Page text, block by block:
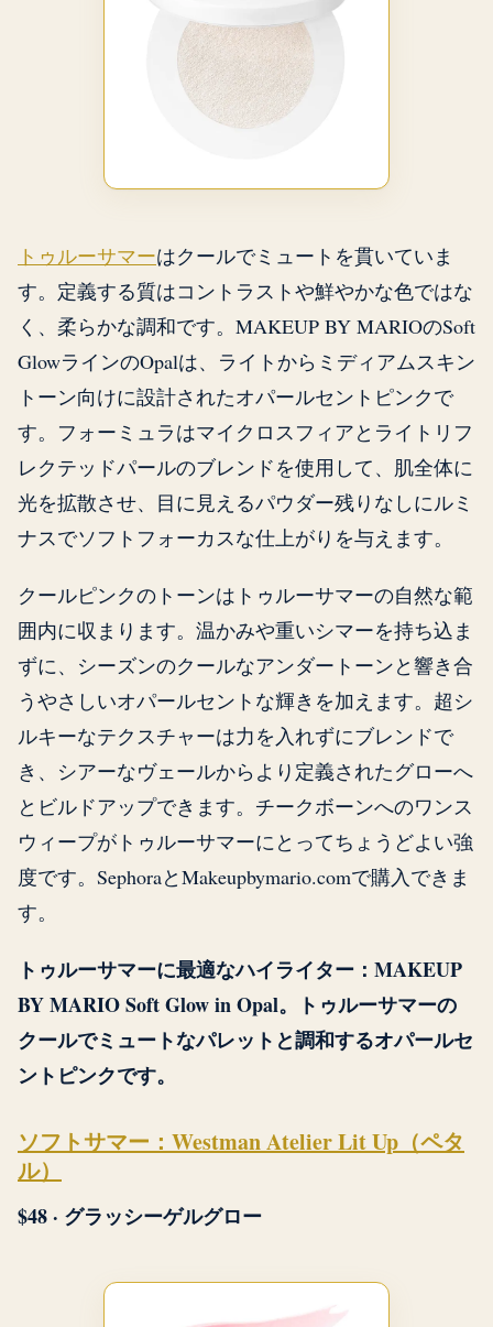
トゥルーサマーはクールでミュートを貫いていま
す。定義する質はコントラストや鮮やかな色ではな
く、柔らかな調和です。MAKEUP BY MARIOのSoft
GlowラインのOpalは、ライトからミディアムスキン
トーン向けに設計されたオパールセントピンクで
す。フォーミュラはマイクロスフィアとライトリフ
レクテッドパールのブレンドを使用して、肌全体に
光を拡散させ、目に見えるパウダー残りなしにルミ
ナスでソフトフォーカスな仕上がりを与えます。
クールピンクのトーンはトゥルーサマーの自然な範
囲内に収まります。温かみや重いシマーを持ち込ま
ずに、シーズンのクールなアンダートーンと響き合
うやさしいオパールセントな輝きを加えます。超シ
ルキーなテクスチャーは力を入れずにブレンドで
き、シアーなヴェールからより定義されたグローへ
とビルドアップできます。チークボーンへのワンス
ウィープがトゥルーサマーにとってちょうどよい強
度です。SephoraとMakeupbymario.comで購入できま
す。
トゥルーサマーに最適なハイライター：MAKEUP
BY MARIO Soft Glow in Opal。トゥルーサマーの
クールでミュートなパレットと調和するオパールセ
ントピンクです。
ソフトサマー：Westman Atelier Lit Up（ペタ
ル）
$48 · グラッシーゲルグロー